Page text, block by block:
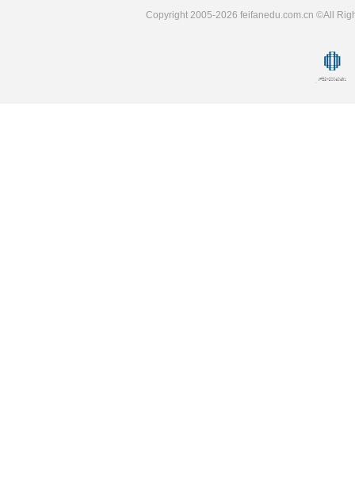
Copyright 2005-2026 feifanedu.com.cn ©All